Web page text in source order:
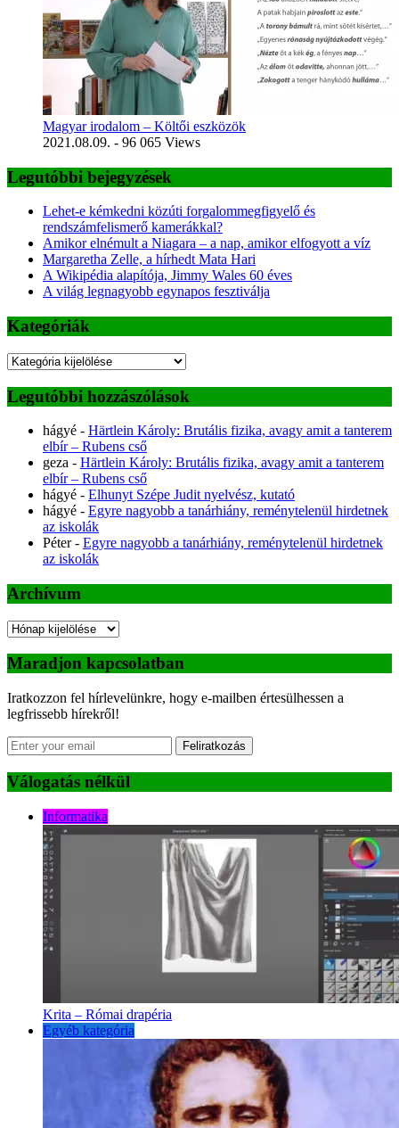
Magyar irodalom – Költői eszközök
2021.08.09. - 96 065 Views
Legutóbbi bejegyzések
Lehet-e kémkedni közúti forgalommegfigyelő és
rendszámfelismerő kamerákkal?
Amikor elnémult a Niagara – a nap, amikor elfogyott a víz
Margaretha Zelle, a hírhedt Mata Hari
A Wikipédia alapítója, Jimmy Wales 60 éves
A világ legnagyobb egynapos fesztiválja
Kategóriák
Kategóriák
Legutóbbi hozzászólások
hágyé - Härtlein Károly: Brutális fizika, avagy amit a tanterem
elbír – Rubens cső
geza - Härtlein Károly: Brutális fizika, avagy amit a tanterem
elbír – Rubens cső
hágyé - Elhunyt Szépe Judit nyelvész, kutató
hágyé - Egyre nagyobb a tanárhiány, reménytelenül hirdetnek
az iskolák
Péter- Egyre nagyobb a tanárhiány, reménytelenül hirdetnek
az iskolák
Archívum
Archívum
Maradjon kapcsolatban
Iratkozzon fel hírlevelünkre, hogy e-mailben értesülhessen a
legfrissebb hírekről!
Feliratkozás
Válogatás nélkül
Informatika
Krita – Római drapéria
Egyéb kategória